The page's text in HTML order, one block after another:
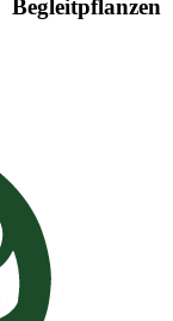
Begleitpflanzen